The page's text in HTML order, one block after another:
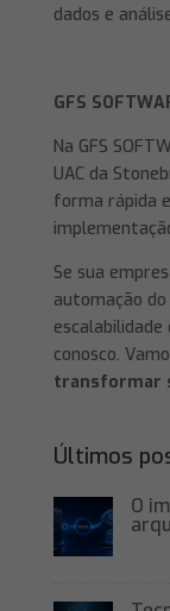
dados e
GFS
Na GFS
UAC da
forma rápida
Se sua
automação do
conosco.
transformar
Últimos
O